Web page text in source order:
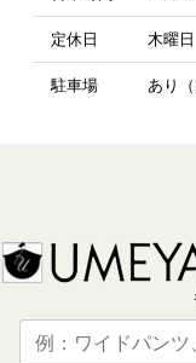
定休日 木曜日
駐車場 あり（